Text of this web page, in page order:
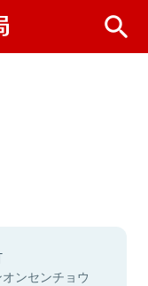
ンセンチョウ